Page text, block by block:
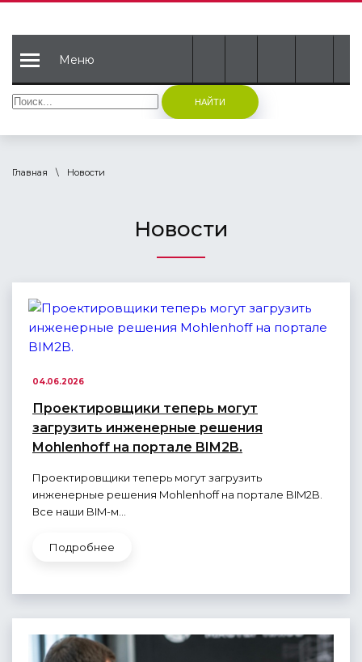
Меню
НАЙТИ
Главная Новости
Новости
04.06.2026
Проектировщики теперь могут
загрузить инженерные решения
Mohlenhoff на портале BIM2B.
Проектировщики теперь могут загрузить
инженерные решения Mohlenhoff на портале BIM2B.
Все наши BIM-м...
Подробнее